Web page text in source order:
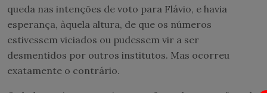
queda nas intenções de voto para Flávio, e havia
esperança, àquela altura, de que os números
estivessem viciados ou pudessem vir a ser
desmentidos por outros institutos. Mas ocorreu
exatamente o contrário.